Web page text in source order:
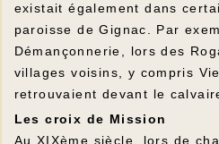
existait également dans
paroisse de Gignac. Par
Démançonnerie, lors des
villages voisins, y compris
retrouvaient devant le
Les croix de Mission
Au XIXème siècle, lors de